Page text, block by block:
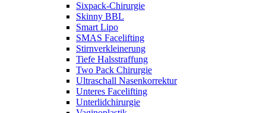
Sixpack-Chirurgie
Skinny BBL
Smart Lipo
SMAS Facelifting
Stirnverkleinerung
Tiefe Halsstraffung
Two Pack Chirurgie
Ultraschall Nasenkorrektur
Unteres Facelifting
Unterlidchirurgie